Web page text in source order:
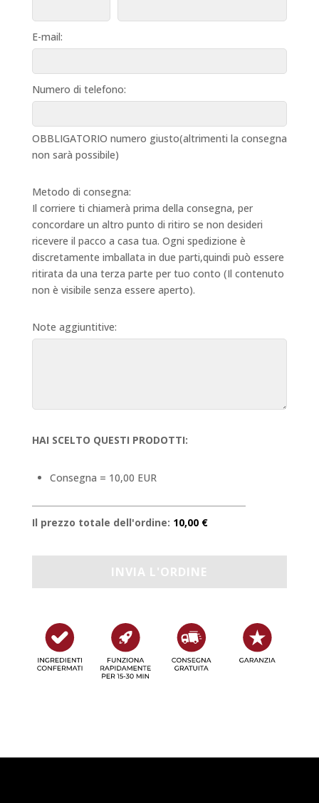
E-mail:
Numero di telefono:
OBBLIGATORIO numero giusto(altrimenti la consegna
non sarà possibile)
Metodo di consegna:
Il corriere ti chiamerà prima della consegna, per
concordare un altro punto di ritiro se non desideri
ricevere il pacco a casa tua. Ogni spedizione è
discretamente imballata in due parti,quindi può essere
ritirata da una terza parte per tuo conto (Il contenuto
non è visibile senza essere aperto).
Note aggiuntitive:
HAI SCELTO QUESTI PRODOTTI:
Consegna = 10,00 EUR
Il prezzo totale dell'ordine: 10,00 €